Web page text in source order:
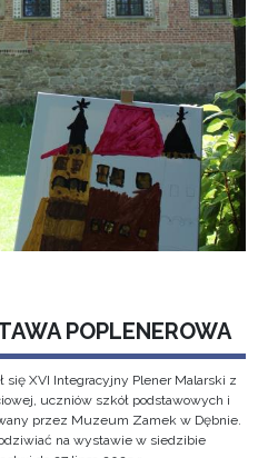
POPLENEROWA
się XVI Integracyjny Plener Malarski z
uczniów szkół podstawowych i
przez Muzeum Zamek w Dębnie.
na wystawie w siedzibie